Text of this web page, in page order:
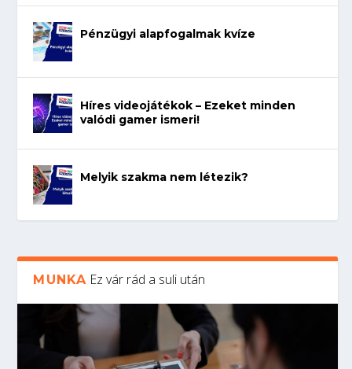
Pénzügyi alapfogalmak kvíze
Híres videojátékok – Ezeket minden
valódi gamer ismeri!
Melyik szakma nem létezik?
MUNKA Ez vár rád a suli után